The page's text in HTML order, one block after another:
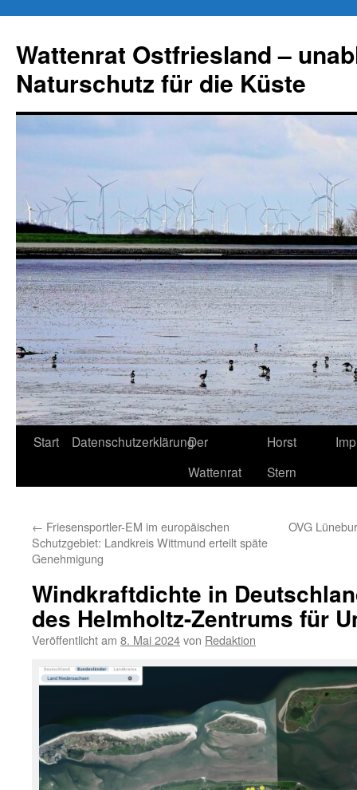
springen
Wattenrat Ostfriesland –
Naturschutz für die Küste
Start DatenschutzerklärungDer
Wattenrat
Horst
Stern
← Friesensportler-EM im europäischen
Schutzgebiet: Landkreis Wittmund erteilt späte
Genehmigung
OVG
Windkraftdichte in
des Helmholtz-Zentrums für
Veröffentlicht am 8. Mai 2024von Redaktion